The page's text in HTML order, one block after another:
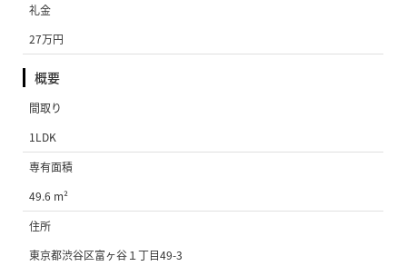
礼金
27万円
概要
間取り
1LDK
専有面積
49.6 m²
住所
東京都渋谷区富ヶ谷１丁目49-3